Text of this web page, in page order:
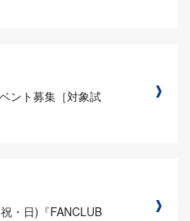
ント募集［対象試
・日)『FANCLUB